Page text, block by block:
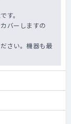
す。
バーしますの
さい。機器も最